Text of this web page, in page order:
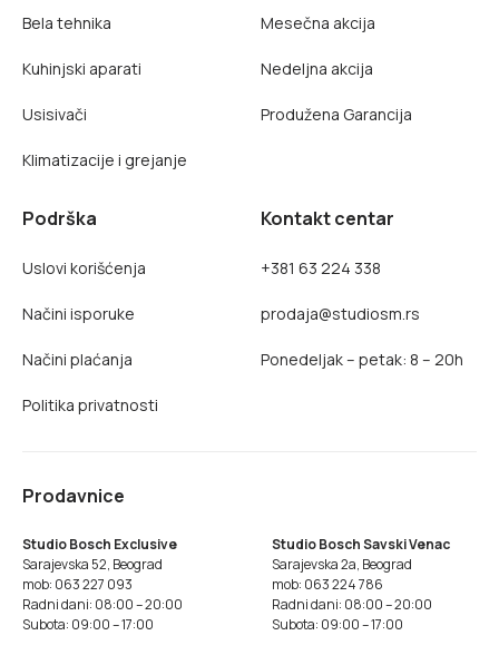
Bela tehnika
Kuhinjski aparati
Usisivači
Klimatizacije i grejanje
Mesečna akcija
Nedeljna akcija
Produžena Garancija
Podrška
Uslovi korišćenja
Načini isporuke
Načini plaćanja
Politika privatnosti
Kontakt centar
+381 63 224 338
prodaja@studiosm.rs
Ponedeljak – petak: 8 – 20h
Prodavnice
Studio Bosch Exclusive
Sarajevska 52, Beograd
mob: 063 227 093
Radni dani: 08:00 – 20:00
Subota: 09:00 – 17:00
Studio Bosch Savski Venac
Sarajevska 2a, Beograd
mob: 063 224 786
Radni dani: 08:00 – 20:00
Subota: 09:00 – 17:00